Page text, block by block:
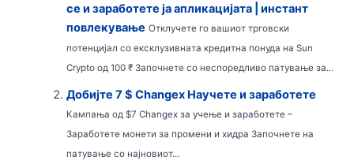
се и заработете ја апликацијата | инстант
повлекување Отклучете го вашиот трговски
потенцијал со ексклузивната кредитна понуда на Sun
Crypto од 100 ₹ Започнете со неспоредливо патување за...
Добијте 7 $ Changex Научете и заработете
Кампања од $7 Changex за учење и заработете –
Заработете монети за промени и хидра Започнете на
патување со најновиот...